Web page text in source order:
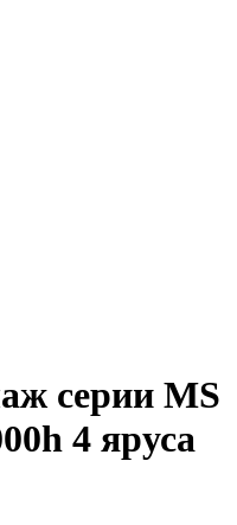
серии MS
4 яруса